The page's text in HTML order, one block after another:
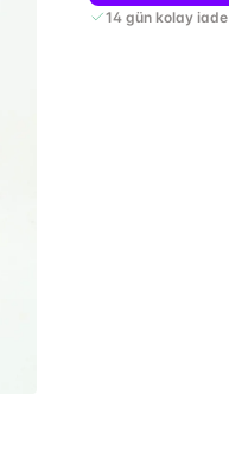
14 gün kolay iade